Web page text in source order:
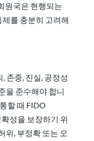
원국은 현행되는
제를 충분히 고려해
존중, 진실, 공정성
을 준수해야 합니
할 때 FIDO
성을 보장하기 위
위, 부정확 또는 오